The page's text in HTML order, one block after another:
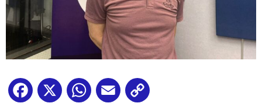
Facebook
X WhatsApp
Email